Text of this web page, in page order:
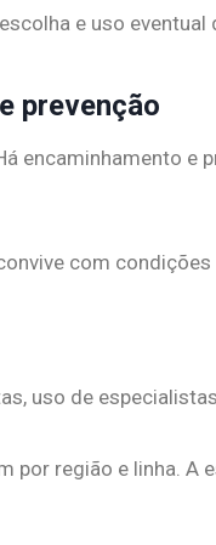
e uso eventual
prevenção
encaminhamento
com condições
uso de
por região e linha.